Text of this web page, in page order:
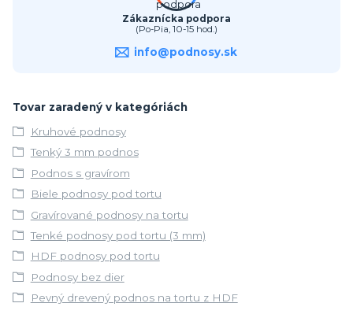
Zákaznícka podpora
(Po-Pia, 10-15 hod.)
info@podnosy.sk
Tovar zaradený v kategóriách
Kruhové podnosy
Tenký 3 mm podnos
Podnos s gravírom
Biele podnosy pod tortu
Gravírované podnosy na tortu
Tenké podnosy pod tortu (3 mm)
HDF podnosy pod tortu
Podnosy bez dier
Pevný drevený podnos na tortu z HDF